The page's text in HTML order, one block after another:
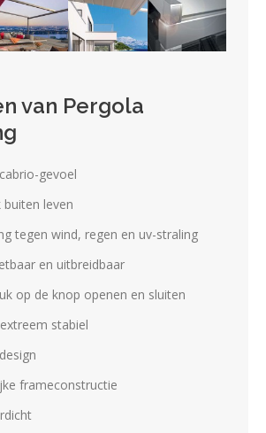
van Pergola
gevoel
buiten leven
tegen wind, regen en uv-straling
en uitbreidbaar
op de knop openen en sluiten
stabiel
frameconstructie